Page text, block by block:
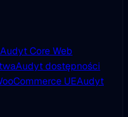
Audyt Core Web
Audyt dostępności
UEAudyt